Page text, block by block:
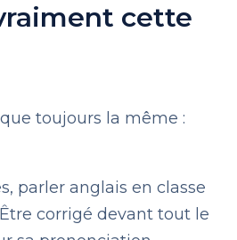
cette
toujours la même :
parler anglais en classe
corrigé devant tout le